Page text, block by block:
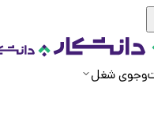
شغل